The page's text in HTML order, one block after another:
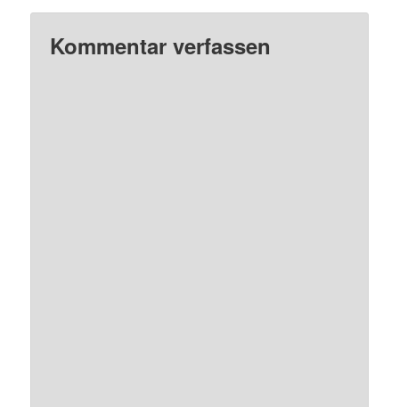
Kommentar verfassen